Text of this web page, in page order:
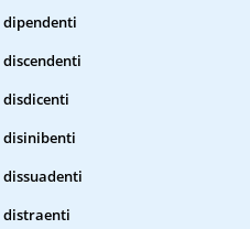
dipendenti
discendenti
disdicenti
disinibenti
dissuadenti
distraenti